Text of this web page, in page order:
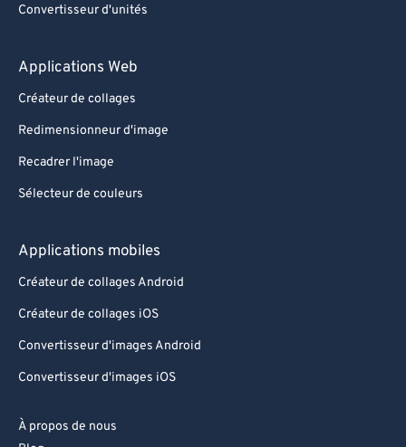
Convertisseur d'unités
Applications Web
Créateur de collages
Redimensionneur d'image
Recadrer l'image
Sélecteur de couleurs
Applications mobiles
Créateur de collages Android
Créateur de collages iOS
Convertisseur d'images Android
Convertisseur d'images iOS
À propos de nous